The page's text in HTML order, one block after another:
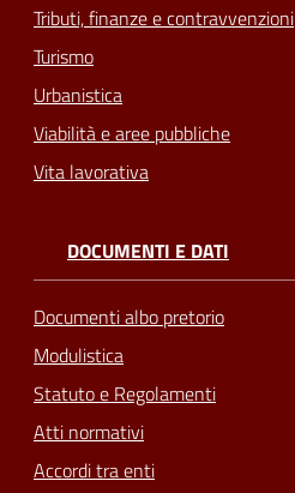
Tributi, finanze e contravvenzioni
Turismo
Urbanistica
Viabilità e aree pubbliche
Vita lavorativa
DOCUMENTI E DATI
Documenti albo pretorio
Modulistica
Statuto e Regolamenti
Atti normativi
Accordi tra enti